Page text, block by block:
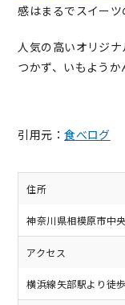
感はまるでスイーツ
人気の高いオリジ
つかず、いもようか
引用元：食べログ
住所
神奈川県相模原市中
アクセス
横浜線矢部駅より徒